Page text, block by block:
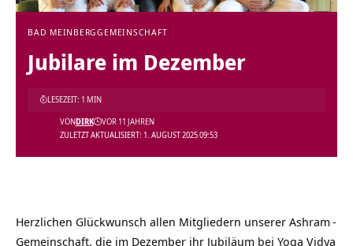
BAD MEINBERGGEMEINSCHAFT
Jubilare im Dezember
ZULETZT AKTUALISIERT: 1. AUGUST 2025 09:53
VONDIRK VOR 11 JAHREN
LESEZEIT: 1 MIN
Herzlichen Glückwunsch allen Mitgliedern unserer Ashram -
Gemeinschaft, die im Dezember ihr Jubiläum bei Yoga Vidya